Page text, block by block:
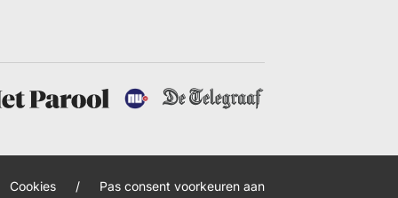
Cookies / Pas consent voorkeuren aan